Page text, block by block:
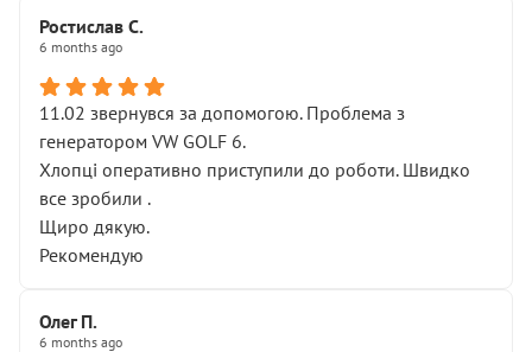
Ростислав С.
6 months ago
11.02 звернувся за допомогою. Проблема з
генератором VW GOLF 6.
Хлопці оперативно приступили до роботи. Швидко
все зробили .
Щиро дякую.
Рекомендую
Олег П.
6 months ago